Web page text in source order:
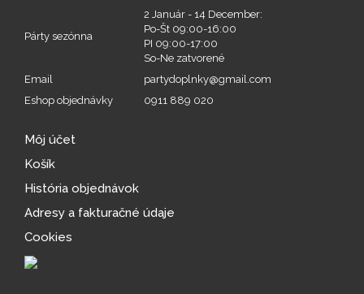
Párty sezónna
2 Január - 14 December:
Po-Št 09:00-16:00
PI 09:00-17:00
So-Ne zatvorené
Email
partydoplnky@gmail.com
Eshop objednávky
0911 889 020
Môj účet
Košík
História objednávok
Adresy a fakturačné údaje
Cookies